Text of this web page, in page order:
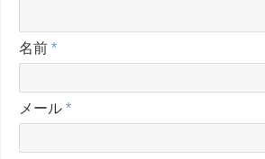
名前 *
メール *